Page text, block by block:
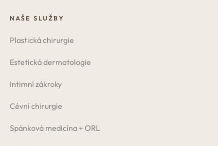
NAŠE SLUŽBY
Plastická chirurgie
Estetická dermatologie
Intimní zákroky
Cévní chirurgie
Spánková medicína + ORL